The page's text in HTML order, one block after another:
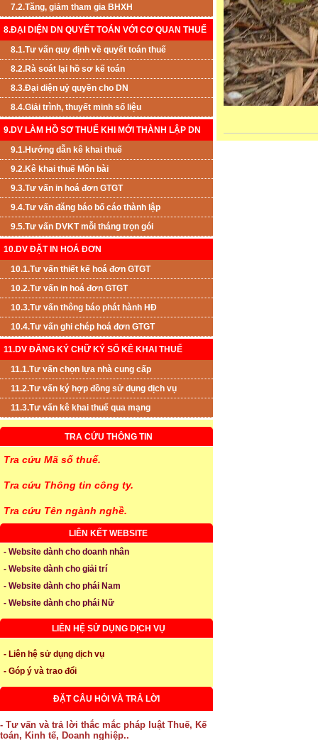
7.2.Tăng, giảm tham gia BHXH
8.ĐẠI DIỆN DN QUYẾT TOÁN VỚI CƠ QUAN THUẾ
8.1.Tư vấn quy định về quyết toán thuế
8.2.Rà soát lại hồ sơ kế toán
8.3.Đại diện uỷ quyền cho DN
8.4.Giải trình, thuyết minh số liệu
9.DV LÀM HỒ SƠ THUẾ KHI MỚI THÀNH LẬP DN
9.1.Hướng dẫn kê khai thuế
9.2.Kê khai thuế Môn bài
9.3.Tư vấn in hoá đơn GTGT
9.4.Tư vấn đăng báo bố cáo thành lập
9.5.Tư vấn DVKT mỗi tháng trọn gói
10.DV ĐẶT IN HOÁ ĐƠN
10.1.Tư vấn thiết kế hoá đơn GTGT
10.2.Tư vấn in hoá đơn GTGT
10.3.Tư vấn thông báo phát hành HĐ
10.4.Tư vấn ghi chép hoá đơn GTGT
11.DV ĐĂNG KÝ CHỮ KÝ SỐ KÊ KHAI THUẾ
11.1.Tư vấn chọn lựa nhà cung cấp
11.2.Tư vấn ký hợp đồng sử dụng dịch vụ
11.3.Tư vấn kê khai thuế qua mạng
TRA CỨU THÔNG TIN
Tra cứu Mã số thuế.
Tra cứu Thông tin công ty.
Tra cứu Tên ngành nghề.
LIÊN KẾT WEBSITE
- Website dành cho doanh nhân
- Website dành cho giải trí
- Website dành cho phái Nam
- Website dành cho phái Nữ
LIÊN HỆ SỬ DỤNG DỊCH VỤ
- Liên hệ sử dụng dịch vụ
- Góp ý và trao đổi
ĐẶT CÂU HỎI VÀ TRẢ LỜI
- Tư vấn và trả lời thắc mắc pháp luật Thuế, Kế
toán, Kinh tế, Doanh nghiệp..